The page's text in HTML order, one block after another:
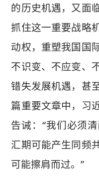
的历史机遇，又面
抓住这一重要战略
动权，重塑我国国
不识变、不应变、
错失发展机遇，甚
篇重要文章中，习
告诫：“我们必须
汇期可能产生同频
可能擦肩而过。”